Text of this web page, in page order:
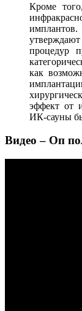
Кроме
процедур
как
эффект от
ИК-сауны
Видео – Оп